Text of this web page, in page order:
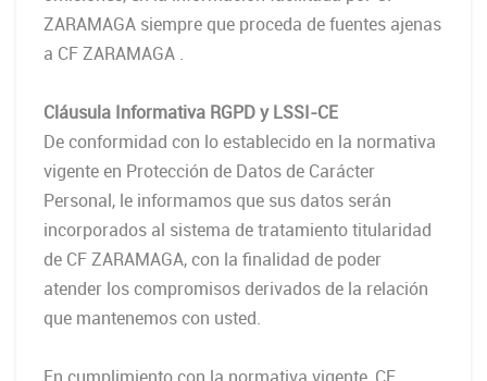
ZARAMAGA siempre que proceda de fuentes ajenas
a CF ZARAMAGA .
Cláusula Informativa RGPD y LSSI-CE
De conformidad con lo establecido en la normativa
vigente en Protección de Datos de Carácter
Personal, le informamos que sus datos serán
incorporados al sistema de tratamiento titularidad
de CF ZARAMAGA, con la finalidad de poder
atender los compromisos derivados de la relación
que mantenemos con usted.